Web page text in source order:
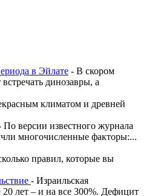
в Эйлате - В скором
динозавры, а
климатом и древней
По версии известного журнала
многочисленные факторы:...
правил, которые вы
- Израильская
лет – и на все 300%. Дефицит